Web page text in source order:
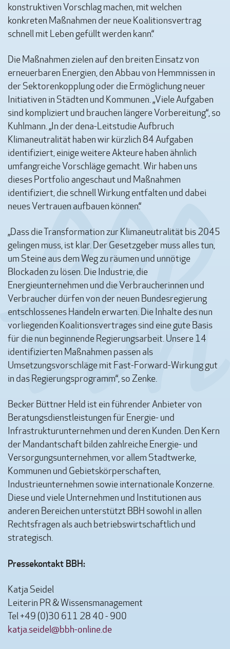
konstruktiven Vorschlag machen, mit welchen
konkreten Maßnahmen der neue Koalitionsvertrag
schnell mit Leben gefüllt werden kann.“
Die Maßnahmen zielen auf den breiten Einsatz von
erneuerbaren Energien, den Abbau von Hemmnissen in
der Sektorenkopplung oder die Ermöglichung neuer
Initiativen in Städten und Kommunen. „Viele Aufgaben
sind kompliziert und brauchen längere Vorbereitung“, so
Kuhlmann. „In der dena-Leitstudie Aufbruch
Klimaneutralität haben wir kürzlich 84 Aufgaben
identifiziert, einige weitere Akteure haben ähnlich
umfangreiche Vorschläge gemacht. Wir haben uns
dieses Portfolio angeschaut und Maßnahmen
identifiziert, die schnell Wirkung entfalten und dabei
neues Vertrauen aufbauen können.“
„Dass die Transformation zur Klimaneutralität bis 2045
gelingen muss, ist klar. Der Gesetzgeber muss alles tun,
um Steine aus dem Weg zu räumen und unnötige
Blockaden zu lösen. Die Industrie, die
Energieunternehmen und die Verbraucherinnen und
Verbraucher dürfen von der neuen Bundesregierung
entschlossenes Handeln erwarten. Die Inhalte des nun
vorliegenden Koalitionsvertrages sind eine gute Basis
für die nun beginnende Regierungsarbeit. Unsere 14
identifizierten Maßnahmen passen als
Umsetzungsvorschläge mit Fast-Forward-Wirkung gut
in das Regierungsprogramm“, so Zenke.
Becker Büttner Held ist ein führender Anbieter von
Beratungsdienstleistungen für Energie- und
Infrastrukturunternehmen und deren Kunden. Den Kern
der Mandantschaft bilden zahlreiche Energie- und
Versorgungsunternehmen, vor allem Stadtwerke,
Kommunen und Gebietskörperschaften,
Industrieunternehmen sowie internationale Konzerne.
Diese und viele Unternehmen und Institutionen aus
anderen Bereichen unterstützt BBH sowohl in allen
Rechtsfragen als auch betriebswirtschaftlich und
strategisch.
Pressekontakt BBH:
Katja Seidel
Leiterin PR & Wissensmanagement
Tel +49 (0)30 611 28 40 - 900
katja.seidel@bbh-online.de